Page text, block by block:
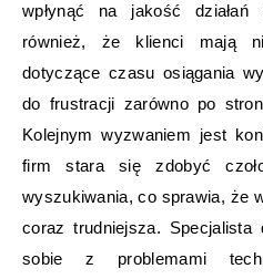
wpłynąć na jakość
również, że klienci mają
dotyczące czasu osiągania
do frustracji zarówno po
Kolejnym wyzwaniem jest
firm stara się zdobyć
wyszukiwania, co sprawia, że
coraz trudniejsza.
sobie z problemami